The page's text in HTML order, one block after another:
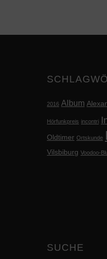
2016 Album
Hörfunkpreis incontri
Oldtimer Ortskunde
Vilsbiburg Voodoo-
SUCHE